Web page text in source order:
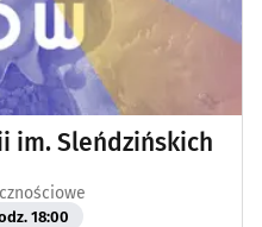
im. Sleńdzińskich
18:00